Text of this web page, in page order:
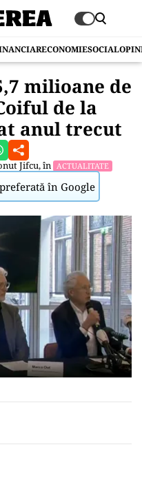
ECONOMIESOCIAL
milioane de
de la
anul trecut
Jifcu, în ACTUALITATE
în Google